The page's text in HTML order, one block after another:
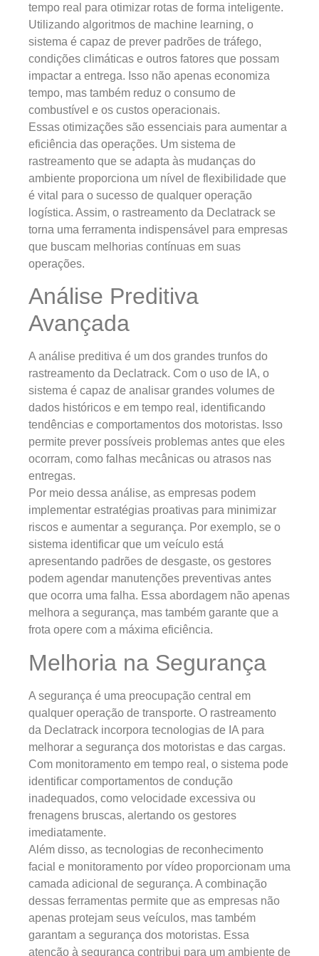
tempo real para otimizar rotas de forma inteligente.
Utilizando algoritmos de machine learning, o
sistema é capaz de prever padrões de tráfego,
condições climáticas e outros fatores que possam
impactar a entrega. Isso não apenas economiza
tempo, mas também reduz o consumo de
combustível e os custos operacionais.
Essas otimizações são essenciais para aumentar a
eficiência das operações. Um sistema de
rastreamento que se adapta às mudanças do
ambiente proporciona um nível de flexibilidade que
é vital para o sucesso de qualquer operação
logística. Assim, o rastreamento da Declatrack se
torna uma ferramenta indispensável para empresas
que buscam melhorias contínuas em suas
operações.
Análise Preditiva
Avançada
A análise preditiva é um dos grandes trunfos do
rastreamento da Declatrack. Com o uso de IA, o
sistema é capaz de analisar grandes volumes de
dados históricos e em tempo real, identificando
tendências e comportamentos dos motoristas. Isso
permite prever possíveis problemas antes que eles
ocorram, como falhas mecânicas ou atrasos nas
entregas.
Por meio dessa análise, as empresas podem
implementar estratégias proativas para minimizar
riscos e aumentar a segurança. Por exemplo, se o
sistema identificar que um veículo está
apresentando padrões de desgaste, os gestores
podem agendar manutenções preventivas antes
que ocorra uma falha. Essa abordagem não apenas
melhora a segurança, mas também garante que a
frota opere com a máxima eficiência.
Melhoria na Segurança
A segurança é uma preocupação central em
qualquer operação de transporte. O rastreamento
da Declatrack incorpora tecnologias de IA para
melhorar a segurança dos motoristas e das cargas.
Com monitoramento em tempo real, o sistema pode
identificar comportamentos de condução
inadequados, como velocidade excessiva ou
frenagens bruscas, alertando os gestores
imediatamente.
Além disso, as tecnologias de reconhecimento
facial e monitoramento por vídeo proporcionam uma
camada adicional de segurança. A combinação
dessas ferramentas permite que as empresas não
apenas protejam seus veículos, mas também
garantam a segurança dos motoristas. Essa
atenção à segurança contribui para um ambiente de